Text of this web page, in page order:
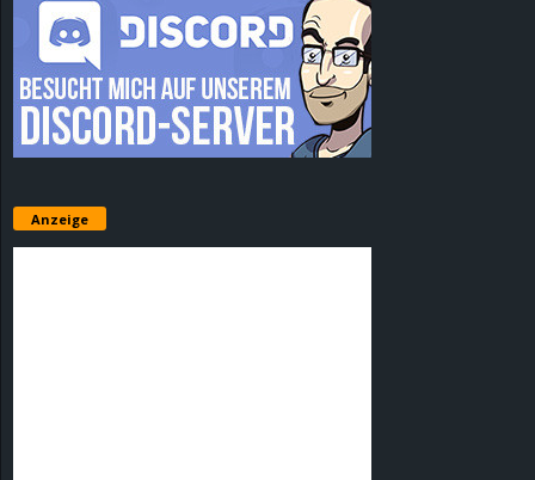
Anzeige